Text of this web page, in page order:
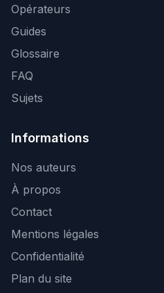
Opérateurs
Guides
Glossaire
FAQ
Sujets
Informations
Nos auteurs
À propos
Contact
Mentions légales
Confidentialité
Plan du site